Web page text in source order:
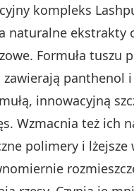
kompleks
naturalne ekstrakty
Formuła tuszu
panthenol
innowacyjną
Wzmacnia też ich
polimery i